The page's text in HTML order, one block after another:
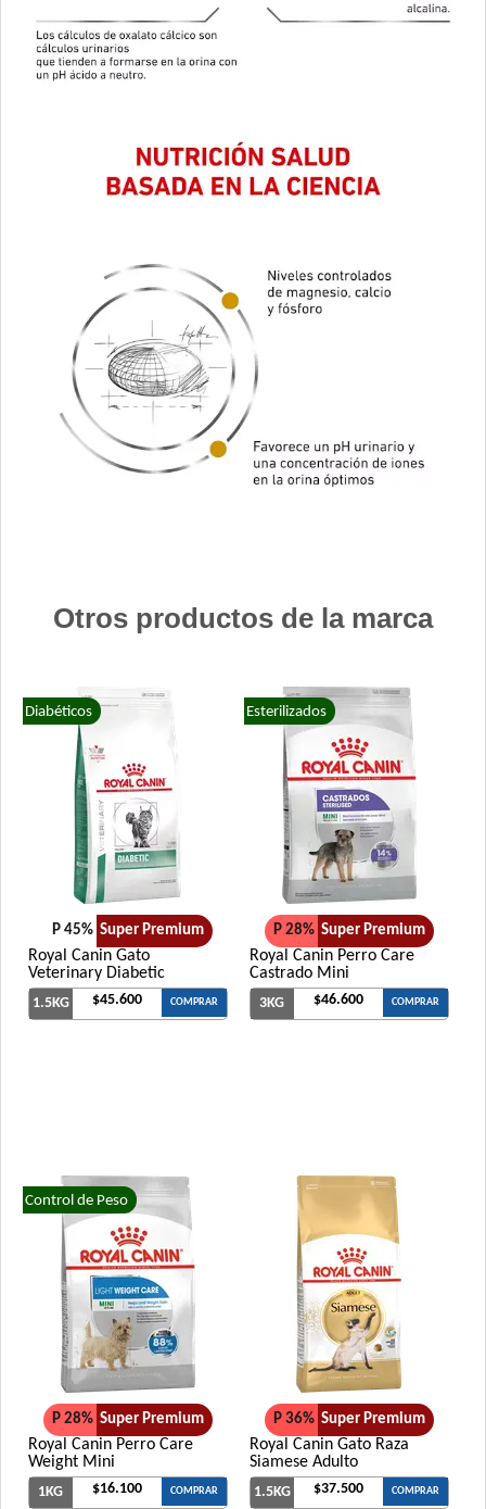
Otros productos de la marca
Diabéticos
P 45% Super Premium
Royal Canin Gato
Veterinary Diabetic
1.5KG $45.600 COMPRAR
Esterilizados
P 28% Super Premium
Royal Canin Perro Care
Castrado Mini
3KG $46.600 COMPRAR
Control de Peso
P 28% Super Premium
Royal Canin Perro Care
Weight Mini
1KG $16.100 COMPRAR
P 36% Super Premium
Royal Canin Gato Raza
Siamese Adulto
1.5KG $37.500 COMPRAR